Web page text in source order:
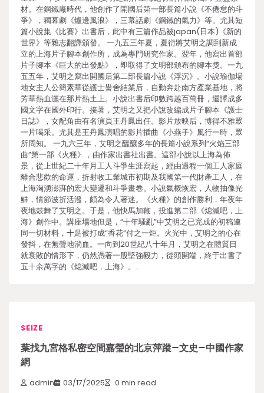
材。在鋼鐵廠時代，他創作了開國后第一部長篇小說《不倦怠的斗
爭》，獨幕劇《爐邊風浪》，三幕話劇《鋼鐵的氣力》等。尤其短
篇小說集《比賽》出書后，此中有三篇作品被japan(日本)《新的
世界》等雜志翻譯頒發。 一九五三年夏，夏衍將艾明之調到新成
立的上海片子腳本創作所，成為專門研究作家。翌年，他寫出首部
片子腳本《巨大的出發點》，即取得了文明部頒布的腳本獎。一九
五五年，艾明之寫出開國后第二部長篇小說《浮沉》。小說瑜伽場
地女主人公簡素華從護士黌舍結業后，自動奔赴南方產業基地，將
芳華熱血灑在那片熱土上。小說出書后印數跨越百萬冊，還譯成多
國文字在國外印行。接著，艾明之又把小說改編成片子腳本《護士
日誌》，女配角由有名演員王丹鳳出任。影片放映后，博得不雅眾
一片喝采。尤其是王丹鳳演唱的影片插曲《小燕子》風行一時，眾
所周知。 一九六三年，艾明之醞釀多年的長篇小說系列“火焰三部
曲”第一部《火種》，由作家出書社出書。這部小說以上海為佈
景，從上世紀二十年月工人斗爭生涯寫起，經由過程一個工人家庭
離合悲歡的命運，折射收工業城市初期及我國第一代財產工人，在
上海洶湧澎湃的宏大變遷和斗爭畫卷。小說氣概恢宏，人物抽像光
鮮，情節波折活潑，頗為令人著迷。《火種》的創作勝利，年夜年
夜地鼓舞了艾明之。于是，他快馬加鞭，投進第二部《熄滅吧，上
海》創作中。講座場地但是，“十年騷亂”中艾明之已完成的初稿連
同一切材料，十足被打成“香花”付之一炬。火光中，艾明之的心在
發抖，在無聲地淌血。一向到20世紀八十年月，艾明之在體質日
就衰敗的情形下，仍然憑著一股堅強毅力，從頭開端，終于出書了
五十余萬字的《熄滅吧，上海》。…
SEIZE
葉找九宮格私密空間嘉瑩的北京萍蹤–文史–中國作家
網
admin 03/17/2025 0 min read